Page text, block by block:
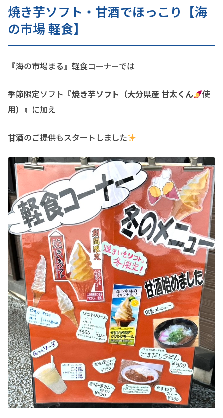
焼き芋ソフト・甘酒でほっこり【海
の市場 軽食】
『海の市場まる』軽食コーナーでは
季節限定ソフト 『焼き芋ソフト（大分県産 甘太くん
使
用）』 に加え
甘酒のご提供もスタートしました